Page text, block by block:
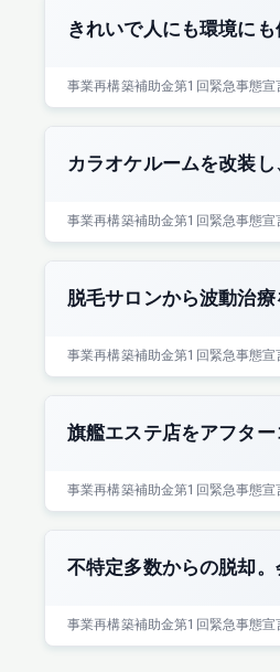
きれいで人にも環境に
事業再構築補助金第1回緊急事態宣
カラオケルームを改装
事業再構築補助金第1回緊急事態宣
脱毛サロンから波動治
事業再構築補助金第1回緊急事態宣
旗艦エステ店をアフタ
事業再構築補助金第1回緊急事態宣
不特定多数からの脱却。
事業再構築補助金第1回緊急事態宣